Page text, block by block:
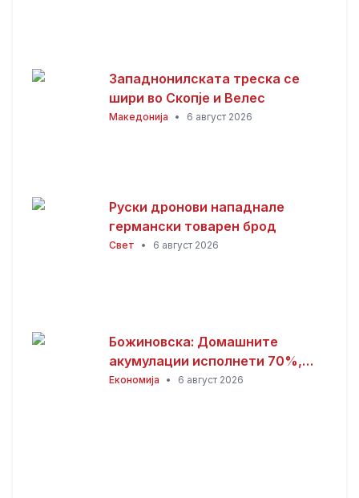
Западнонилската треска се
шири во Скопје и Велес
Македонија • 6 август 2026
Руски дронови нападнале
германски товарен брод
Свет • 6 август 2026
Божиновска: Домашните
акумулации исполнети 70%,
обезбедена стабилност на
Економија • 6 август 2026